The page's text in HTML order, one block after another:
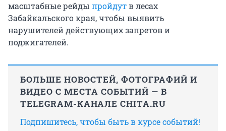
масштабные рейды пройдутв лесах
Забайкальского края, чтобы выявить
нарушителей действующих запретов и
поджигателей.
БОЛЬШЕ НОВОСТЕЙ, ФОТОГРАФИЙ И
ВИДЕО С МЕСТА СОБЫТИЙ — В
TELEGRAM-КАНАЛЕ CHITA.RU
Подпишитесь, чтобы быть в курсе событий!